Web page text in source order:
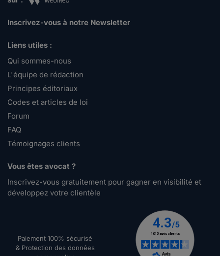
Inscrivez-vous à notre Newsletter
Liens utiles :
Qui sommes-nous
L'équipe de rédaction
Principes éditoriaux
Codes et articles de loi
Forum
FAQ
Témoignages clients
Vous êtes avocat ?
Inscrivez-vous gratuitement pour gagner en visibilité et
développez votre clientèle
Paiement 100% sécurisé
& Protection des données